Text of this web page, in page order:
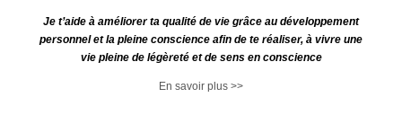
Je t’aide à améliorer ta qualité de vie grâce au développement
personnel et la pleine conscience afin de te réaliser, à vivre une
vie pleine de légèreté et de sens en conscience
En savoir plus >>